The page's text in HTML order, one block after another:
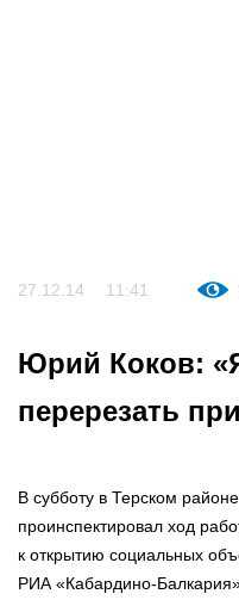
27.12.14 11:41
Юрий Коков:
перерезать
В субботу в Терском
проинспектировал ход
к открытию социальных
РИА «Кабардино-